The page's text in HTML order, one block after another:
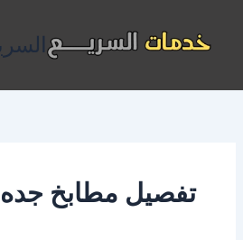
المحتوى
تفصيل مطابخ جده